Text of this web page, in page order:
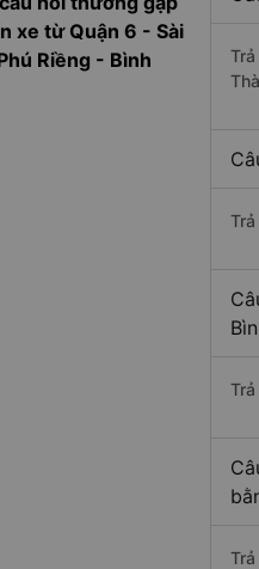
xe từ Quận 6 - Sài
Riềng - Bình